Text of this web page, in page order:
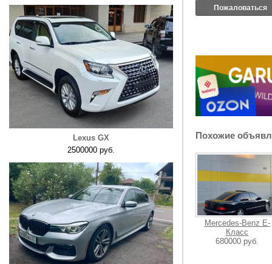
Lexus GX
2500000 руб.
Пожаловаться
Похожие
Mercedes-Benz E-
Класс
680000 руб.